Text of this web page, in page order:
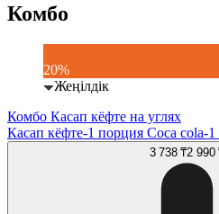
Комбо
20%
Жеңілдік
Комбо Касап кёфте на углях
Касап кёфте-1 порция Coca
3 738 ₸2 990